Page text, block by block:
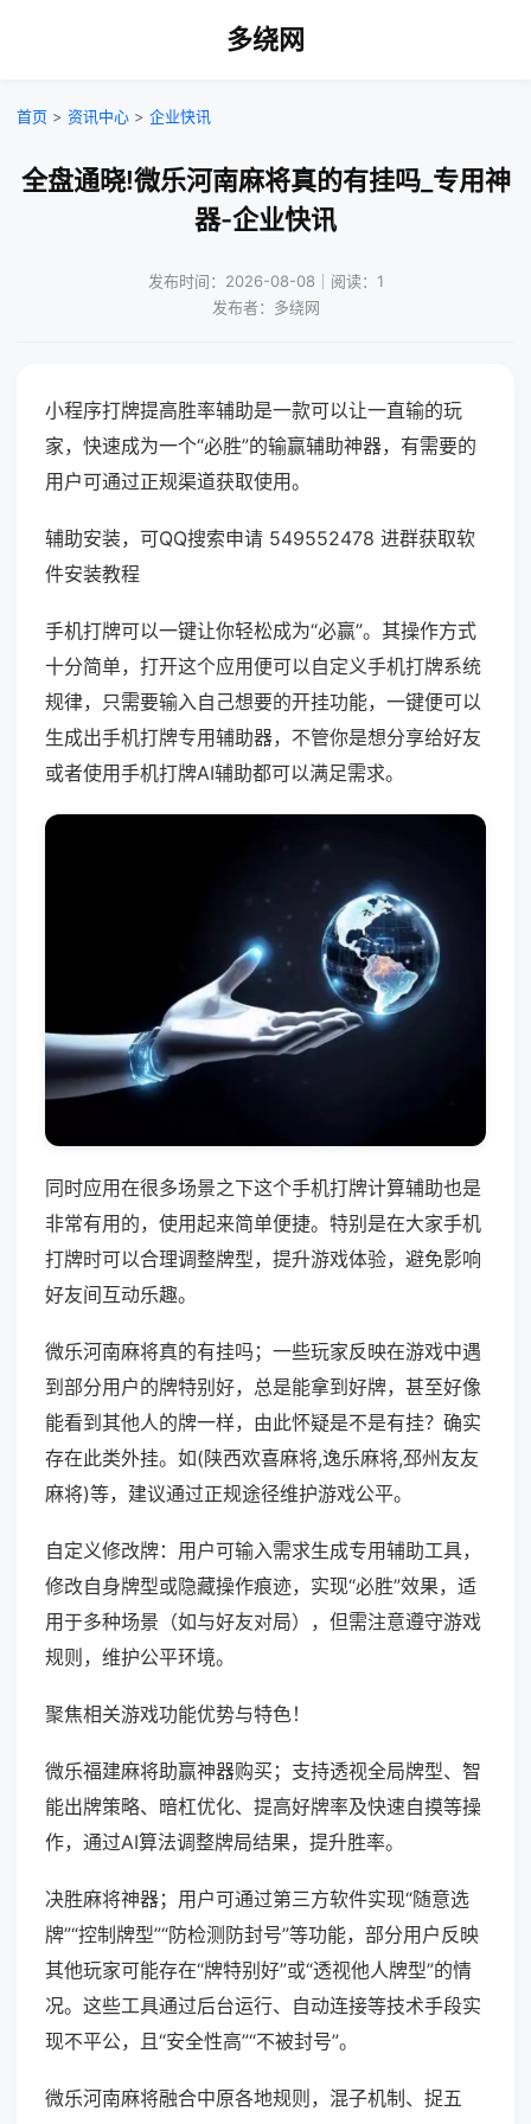
多绕网
首页 > 资讯中心 > 企业快讯
全盘通晓!微乐河南麻将真的有挂吗_专用神
器-企业快讯
发布时间：2026-08-08｜阅读：1
发布者：多绕网
小程序打牌提高胜率辅助是一款可以让一直输的玩
家，快速成为一个“必胜”的输赢辅助神器，有需要的
用户可通过正规渠道获取使用。
辅助安装，可QQ搜索申请 549552478 进群获取软
件安装教程
手机打牌可以一键让你轻松成为“必赢”。其操作方式
十分简单，打开这个应用便可以自定义手机打牌系统
规律，只需要输入自己想要的开挂功能，一键便可以
生成出手机打牌专用辅助器，不管你是想分享给好友
或者使用手机打牌AI辅助都可以满足需求。
同时应用在很多场景之下这个手机打牌计算辅助也是
非常有用的，使用起来简单便捷。特别是在大家手机
打牌时可以合理调整牌型，提升游戏体验，避免影响
好友间互动乐趣。
微乐河南麻将真的有挂吗；一些玩家反映在游戏中遇
到部分用户的牌特别好，总是能拿到好牌，甚至好像
能看到其他人的牌一样，由此怀疑是不是有挂？确实
存在此类外挂。如(陕西欢喜麻将,逸乐麻将,邳州友友
麻将)等，建议通过正规途径维护游戏公平。
自定义修改牌：用户可输入需求生成专用辅助工具，
修改自身牌型或隐藏操作痕迹，实现“必胜”效果，适
用于多种场景（如与好友对局），但需注意遵守游戏
规则，维护公平环境。
聚焦相关游戏功能优势与特色！
微乐福建麻将助赢神器购买；支持透视全局牌型、智
能出牌策略、暗杠优化、提高好牌率及快速自摸等操
作，通过AI算法调整牌局结果，提升胜率。
决胜麻将神器；用户可通过第三方软件实现“随意选
牌”“控制牌型”“防检测防封号”等功能，部分用户反映
其他玩家可能存在“牌特别好”或“透视他人牌型”的情
况。这些工具通过后台运行、自动连接等技术手段实
现不平公，且“安全性高”“不被封号”。
微乐河南麻将融合中原各地规则，混子机制、捉五